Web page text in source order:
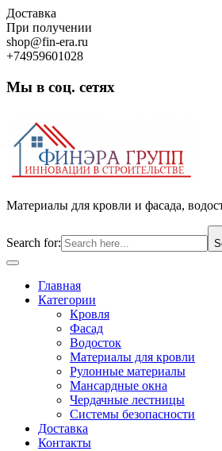
Skip
to
content
Доставка
При получении
shop@fin-era.ru
+74959601028
Мы в соц. сетях
Материалы для кровли и фасада,
Search for:
Open
ButtonГлавная
Категории
Кровля
Фасад
Водосток
Материалы для кровли
Рулонные материалы
Мансардные окна
Чердачные лестницы
Системы безопасности
Доставка
Контакты